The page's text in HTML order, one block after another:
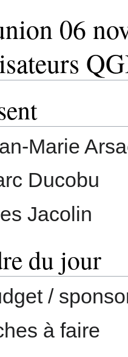
06
Marie
Ducobu
Jacolin
du jour
/
à faire